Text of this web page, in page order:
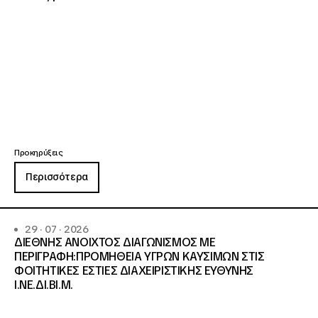
Προκηρύξεις
Περισσότερα
29 · 07 · 2026
ΔΙΕΘΝΗΣ ΑΝΟΙΧΤΟΣ ΔΙΑΓΩΝΙΣΜΟΣ ΜΕ
ΠΕΡΙΓΡΑΦΗ:ΠΡΟΜΗΘΕΙΑ ΥΓΡΩΝ ΚΑΥΣΙΜΩΝ ΣΤΙΣ
ΦΟΙΤΗΤΙΚΕΣ ΕΣΤΙΕΣ ΔΙΑΧΕΙΡΙΣΤΙΚΗΣ ΕΥΘΥΝΗΣ
Ι.ΝΕ.ΔΙ.ΒΙ.Μ.